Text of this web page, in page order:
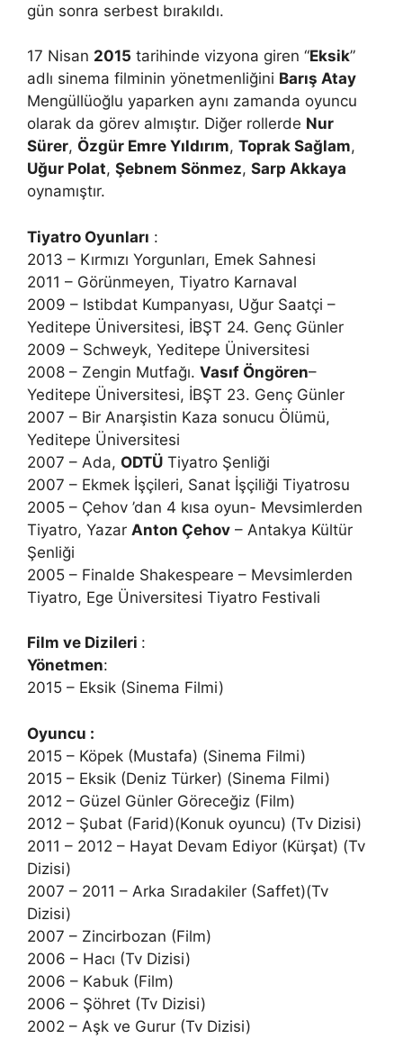
gün sonra serbest bırakıldı.
17 Nisan 2015 tarihinde vizyona giren “Eksik”
adlı sinema filminin yönetmenliğini Barış Atay
Mengüllüoğlu yaparken aynı zamanda oyuncu
olarak da görev almıştır. Diğer rollerde Nur
Sürer, Özgür Emre Yıldırım, Toprak Sağlam,
Uğur Polat, Şebnem Sönmez, Sarp Akkaya
oynamıştır.
Tiyatro Oyunları :
2013 – Kırmızı Yorgunları, Emek Sahnesi
2011 – Görünmeyen, Tiyatro Karnaval
2009 – Istibdat Kumpanyası, Uğur Saatçi –
Yeditepe Üniversitesi, İBŞT 24. Genç Günler
2009 – Schweyk, Yeditepe Üniversitesi
2008 – Zengin Mutfağı. Vasıf Öngören–
Yeditepe Üniversitesi, İBŞT 23. Genç Günler
2007 – Bir Anarşistin Kaza sonucu Ölümü,
Yeditepe Üniversitesi
2007 – Ada, ODTÜ Tiyatro Şenliği
2007 – Ekmek İşçileri, Sanat İşçiliği Tiyatrosu
2005 – Çehov ’dan 4 kısa oyun- Mevsimlerden
Tiyatro, Yazar Anton Çehov – Antakya Kültür
Şenliği
2005 – Finalde Shakespeare – Mevsimlerden
Tiyatro, Ege Üniversitesi Tiyatro Festivali
Film ve Dizileri :
Yönetmen:
2015 – Eksik (Sinema Filmi)
Oyuncu :
2015 – Köpek (Mustafa) (Sinema Filmi)
2015 – Eksik (Deniz Türker) (Sinema Filmi)
2012 – Güzel Günler Göreceğiz (Film)
2012 – Şubat (Farid)(Konuk oyuncu) (Tv Dizisi)
2011 – 2012 – Hayat Devam Ediyor (Kürşat) (Tv
Dizisi)
2007 – 2011 – Arka Sıradakiler (Saffet)(Tv
Dizisi)
2007 – Zincirbozan (Film)
2006 – Hacı (Tv Dizisi)
2006 – Kabuk (Film)
2006 – Şöhret (Tv Dizisi)
2002 – Aşk ve Gurur (Tv Dizisi)